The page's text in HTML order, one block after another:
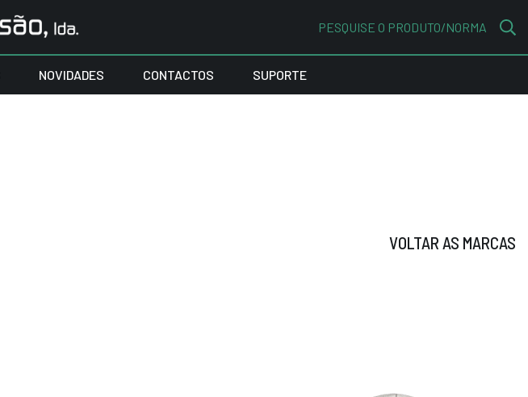
PESQUISE O PRODUTO/NORMA
NOVIDADES CONTACTOS SUPORTE
VOLTAR AS MARCAS